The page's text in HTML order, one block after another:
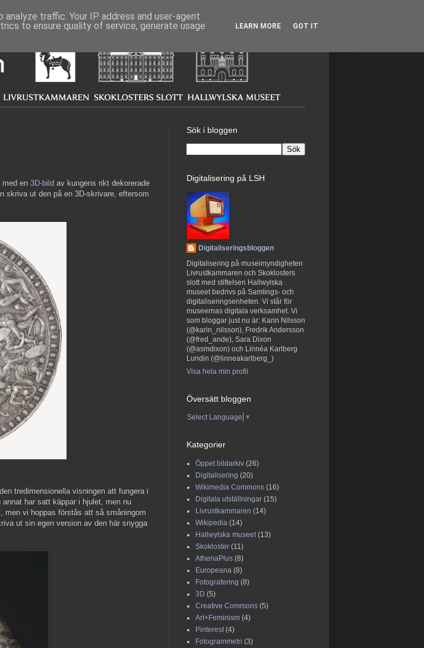
med en 3D-bild av kungens rikt dekorerade
skriva ut den på en 3D-skrivare, eftersom
tredimensionella visningen att fungera i
har satt käppar i hjulet, men nu
men vi hoppas förstås att så småningom
ut sin egen version av den här snygga
Sök i bloggen
Digitalisering på LSH
Digitaliseringsbloggen
Digitalisering på museimyndigheten
Livrustkammaren och Skoklosters
slott med stiftelsen Hallwylska
museet bedrivs på Samlings- och
digitaliseringsenheten. Vi står för
museernas digitala verksamhet. Vi
som bloggar just nu är: Karin Nilsson
(@karin_nilsson), Fredrik Andersson
(@fred_ande), Sara Dixon
(@asmdixon) och Linnéa Karlberg
Lundin (@linneakarlberg_)
Visa hela min profil
Översätt bloggen
Select Language ▼
Kategorier
Öppet bildarkiv (26)
Digitalisering (20)
Wikimedia Commons (16)
Digitala utställningar (15)
Livrustkammaren (14)
Wikipedia (14)
Hallwylska museet (13)
Skokloster (11)
AthenaPlus (8)
Europeana (8)
Fotografering (8)
3D (5)
Creative Commons (5)
Art+Feminism (4)
Pinterest (4)
Fotogrammetri (3)
traffic. Your IP address and user-agent
to ensure quality of service, generate usage
LEARN MORE GOT IT